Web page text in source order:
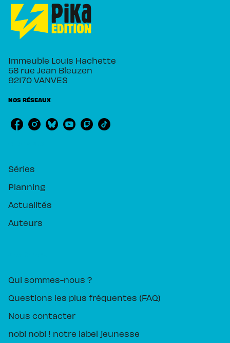
Immeuble Louis Hachette
58 rue Jean Bleuzen
92170 VANVES
NOS RÉSEAUX
Séries
Planning
Actualités
Auteurs
Qui sommes-nous ?
Questions les plus fréquentes (FAQ)
Nous contacter
nobi nobi ! notre label jeunesse